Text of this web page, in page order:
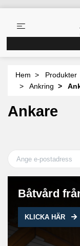
Båtvård
KLICKA HÄR
Hem Produkter
Ankring
Ankare